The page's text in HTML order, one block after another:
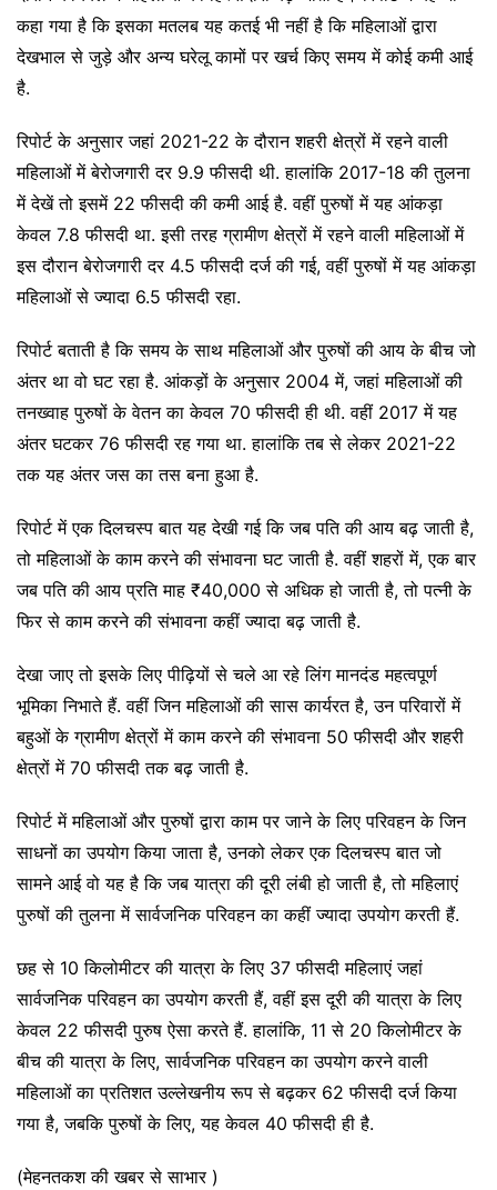
कहा गया है कि इसका मतलब यह कतई भी नहीं है कि महिलाओं द्वारा
देखभाल से जुड़े और अन्य घरेलू कामों पर खर्च किए समय में कोई कमी आई
है.
रिपोर्ट के अनुसार जहां 2021-22 के दौरान शहरी क्षेत्रों में रहने वाली
महिलाओं में बेरोजगारी दर 9.9 फीसदी थी. हालांकि 2017-18 की तुलना
में देखें तो इसमें 22 फीसदी की कमी आई है. वहीं पुरुषों में यह आंकड़ा
केवल 7.8 फीसदी था. इसी तरह ग्रामीण क्षेत्रों में रहने वाली महिलाओं में
इस दौरान बेरोजगारी दर 4.5 फीसदी दर्ज की गई, वहीं पुरुषों में यह आंकड़ा
महिलाओं से ज्यादा 6.5 फीसदी रहा.
रिपोर्ट बताती है कि समय के साथ महिलाओं और पुरुषों की आय के बीच जो
अंतर था वो घट रहा है. आंकड़ों के अनुसार 2004 में, जहां महिलाओं की
तनख्वाह पुरुषों के वेतन का केवल 70 फीसदी ही थी. वहीं 2017 में यह
अंतर घटकर 76 फीसदी रह गया था. हालांकि तब से लेकर 2021-22
तक यह अंतर जस का तस बना हुआ है.
रिपोर्ट में एक दिलचस्प बात यह देखी गई कि जब पति की आय बढ़ जाती है,
तो महिलाओं के काम करने की संभावना घट जाती है. वहीं शहरों में, एक बार
जब पति की आय प्रति माह ₹40,000 से अधिक हो जाती है, तो पत्नी के
फिर से काम करने की संभावना कहीं ज्यादा बढ़ जाती है.
देखा जाए तो इसके लिए पीढ़ियों से चले आ रहे लिंग मानदंड महत्वपूर्ण
भूमिका निभाते हैं. वहीं जिन महिलाओं की सास कार्यरत है, उन परिवारों में
बहुओं के ग्रामीण क्षेत्रों में काम करने की संभावना 50 फीसदी और शहरी
क्षेत्रों में 70 फीसदी तक बढ़ जाती है.
रिपोर्ट में महिलाओं और पुरुषों द्वारा काम पर जाने के लिए परिवहन के जिन
साधनों का उपयोग किया जाता है, उनको लेकर एक दिलचस्प बात जो
सामने आई वो यह है कि जब यात्रा की दूरी लंबी हो जाती है, तो महिलाएं
पुरुषों की तुलना में सार्वजनिक परिवहन का कहीं ज्यादा उपयोग करती हैं.
छह से 10 किलोमीटर की यात्रा के लिए 37 फीसदी महिलाएं जहां
सार्वजनिक परिवहन का उपयोग करती हैं, वहीं इस दूरी की यात्रा के लिए
केवल 22 फीसदी पुरुष ऐसा करते हैं. हालांकि, 11 से 20 किलोमीटर के
बीच की यात्रा के लिए, सार्वजनिक परिवहन का उपयोग करने वाली
महिलाओं का प्रतिशत उल्लेखनीय रूप से बढ़कर 62 फीसदी दर्ज किया
गया है, जबकि पुरुषों के लिए, यह केवल 40 फीसदी ही है.
(मेहनतकश की खबर से साभार )